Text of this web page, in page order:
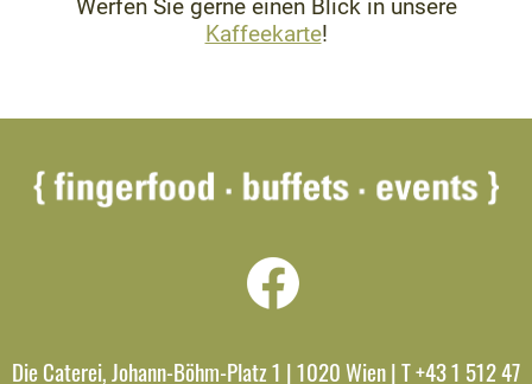
Werfen Sie gerne einen Blick in unsere
Kaffeekarte!
Die Caterei, Johann-Böhm-Platz 1 | 1020 Wien | T +43 1 512 47